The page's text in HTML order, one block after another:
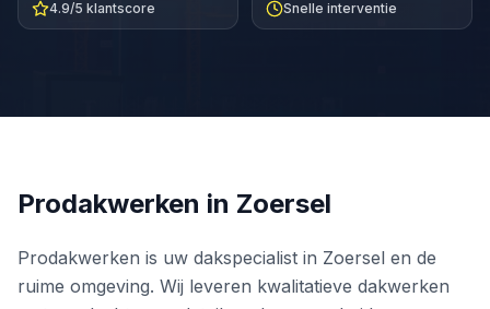
4.9/5 klantscore Snelle interventie
Prodakwerken in Zoersel
Prodakwerken is uw dakspecialist in Zoersel en de
ruime omgeving. Wij leveren kwalitatieve dakwerken